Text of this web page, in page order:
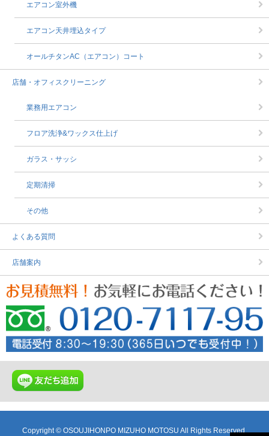
エアコン室外機
エアコン天井埋込タイプ
オールチタンAC（エアコン）コート
店舗・オフィスクリーニング
業務用エアコン
フロア洗浄&ワックス仕上げ
ガラス・サッシ
定期清掃
その他
よくある質問
店舗案内
Copyright © OSOUJIHONPO MIZUHO MOTOSU All Rights Reserved.